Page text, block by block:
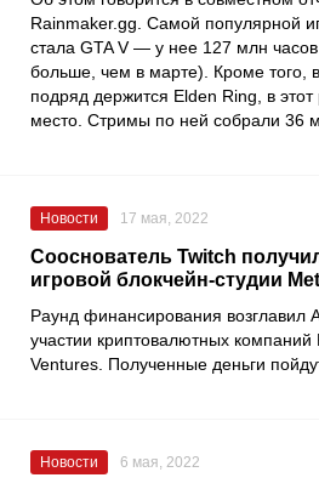
Rainmaker.gg. Самой популярной
стала GTA V — у нее 127 млн
больше, чем в марте). Кроме того,
подряд держится Elden Ring, в
место. Стримы по ней собрали 36
Новости 17 мая, 2022
Сооснователь Twitch
игровой блокчейн-студии
Раунд финансирования возглавил
участии криптовалютных
Ventures. Полученные деньги
Новости 6 мая, 2022